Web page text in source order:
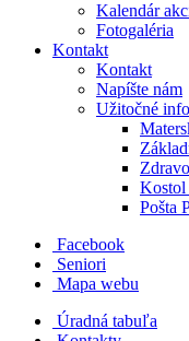
Kalendár
Fotogaléria
Kontakt
Kontakt
Napíšte nám
Užitočné
Kostol
Pošta
Facebook
Seniori
Mapa webu
Úradná tabuľa